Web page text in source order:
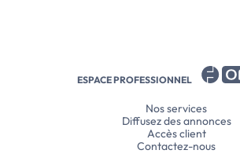
ESPACE PROFESSIONNEL
Nos services
Diffusez des annonces
Accès client
Contactez-nous